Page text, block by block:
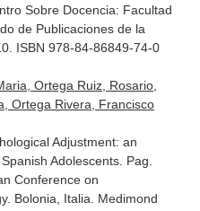
Sobre Docencia: Facultad
de Publicaciones de la
ISBN 978-84-86849-74-0
Ortega Ruiz, Rosario,
Ortega Rivera, Francisco
Adjustment: an
Adolescents. Pag.
Conference on
. Bolonia, Italia. Medimond